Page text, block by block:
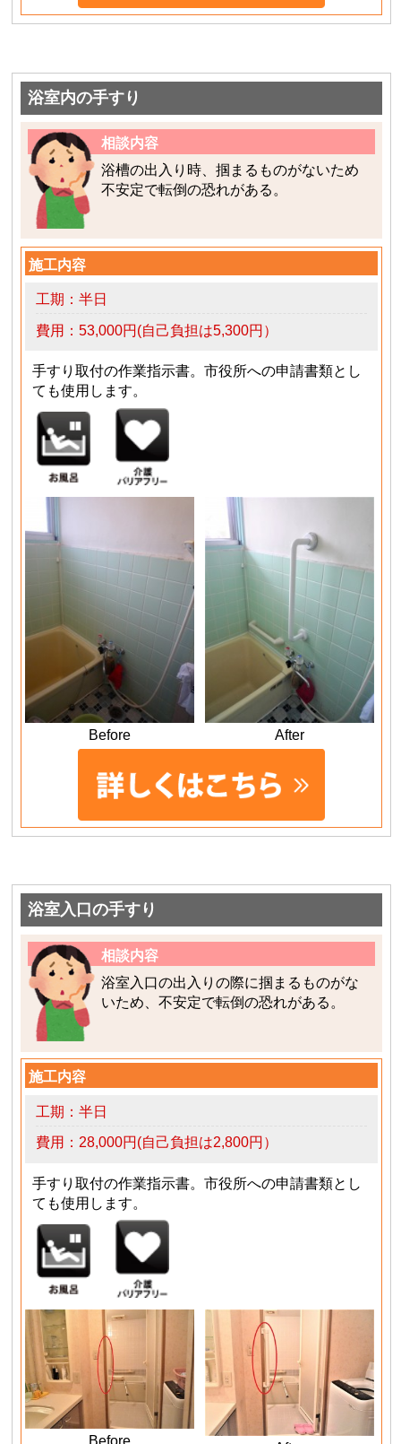
浴室内の手すり
相談内容
浴槽の出入り時、掴まるものがないため
不安定で転倒の恐れがある。
施工内容
工期：半日
費用：53,000円(自己負担は5,300円）
手すり取付の作業指示書。市役所への申請書類とし
ても使用します。
Before After
浴室入口の手すり
相談内容
浴室入口の出入りの際に掴まるものがな
いため、不安定で転倒の恐れがある。
施工内容
工期：半日
費用：28,000円(自己負担は2,800円）
手すり取付の作業指示書。市役所への申請書類とし
ても使用します。